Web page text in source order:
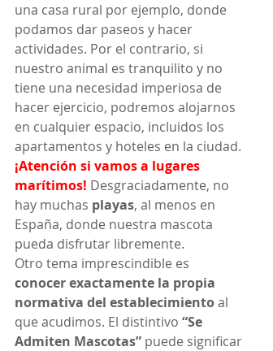
una casa rural por ejemplo, donde
podamos dar paseos y hacer
actividades. Por el contrario, si
nuestro animal es tranquilito y no
tiene una necesidad imperiosa de
hacer ejercicio, podremos alojarnos
en cualquier espacio, incluidos los
apartamentos y hoteles en la ciudad.
¡Atención si vamos a lugares
marítimos! Desgraciadamente, no
hay muchas playas, al menos en
España, donde nuestra mascota
pueda disfrutar libremente.
Otro tema imprescindible es
conocer exactamente la propia
normativa del establecimiento al
que acudimos. El distintivo “Se
Admiten Mascotas” puede significar